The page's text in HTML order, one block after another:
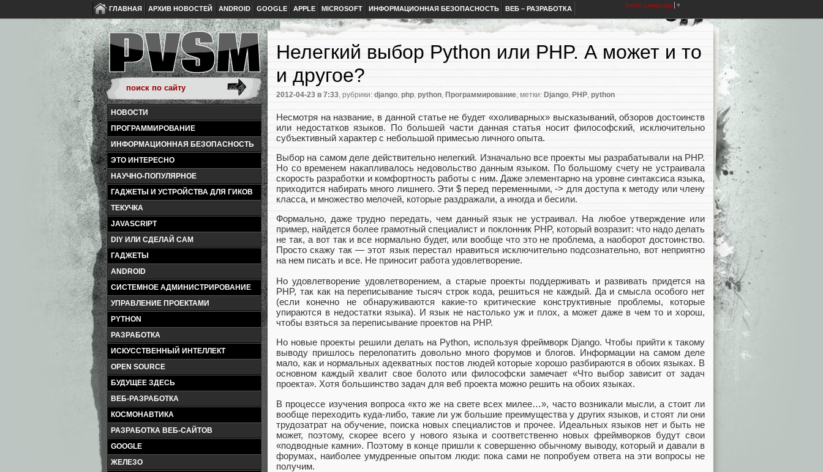
ГЛАВНАЯ АРХИВ НОВОСТЕЙ ANDROID GOOGLE APPLE MICROSOFT ИНФОРМАЦИОННАЯ БЕЗОПАСНОСТЬ ВЕБ – РАЗРАБОТКА Select Language ▼
НОВОСТИ
ПРОГРАММИРОВАНИЕ
ИНФОРМАЦИОННАЯ БЕЗОПАСНОСТЬ
ЭТО ИНТЕРЕСНО
НАУЧНО-ПОПУЛЯРНОЕ
ГАДЖЕТЫ И УСТРОЙСТВА ДЛЯ ГИКОВ
ТЕКУЧКА
JAVASCRIPT
DIY ИЛИ СДЕЛАЙ САМ
ГАДЖЕТЫ
ANDROID
СИСТЕМНОЕ АДМИНИСТРИРОВАНИЕ
УПРАВЛЕНИЕ ПРОЕКТАМИ
PYTHON
РАЗРАБОТКА
ИСКУССТВЕННЫЙ ИНТЕЛЛЕКТ
OPEN SOURCE
БУДУЩЕЕ ЗДЕСЬ
ВЕБ-РАЗРАБОТКА
КОСМОНАВТИКА
РАЗРАБОТКА ВЕБ-САЙТОВ
GOOGLE
ЖЕЛЕЗО
Нелегкий выбор Python или PHP. А может и то
и другое?
2012-04-23 в 7:33, рубрики: django, php, python, Программирование, метки: Django, PHP, python
Несмотря на название, в данной статье не будет «холиварных» высказываний, обзоров достоинств
или недостатков языков. По большей части данная статья носит философский, исключительно
субъективный характер с небольшой примесью личного опыта.
Выбор на самом деле действительно нелегкий. Изначально все проекты мы разрабатывали на PHP.
Но со временем накапливалось недовольство данным языком. По большому счету не устраивала
скорость разработки и комфортность работы с ним. Даже элементарно на уровне синтаксиса языка,
приходится набирать много лишнего. Эти $ перед переменными, -> для доступа к методу или члену
класса, и множество мелочей, которые раздражали, а иногда и бесили.
Формально, даже трудно передать, чем данный язык не устраивал. На любое утверждение или
пример, найдется более грамотный специалист и поклонник PHP, который возразит: что надо делать
не так, а вот так и все нормально будет, или вообще что это не проблема, а наоборот достоинство.
Просто скажу так — этот язык перестал нравиться исключительно подсознательно, вот неприятно
на нем писать и все. Не приносит работа удовлетворение.
Но удовлетворение удовлетворением, а старые проекты поддерживать и развивать придется на
PHP, так как на переписывание тысяч строк кода, решиться не каждый. Да и смысла особого нет
(если конечно не обнаруживаются какие-то критические конструктивные проблемы, которые
упираются в недостатки языка). И язык не настолько уж и плох, а может даже в чем то и хорош,
чтобы взяться за переписывание проектов на PHP.
Но новые проекты решили делать на Python, используя фреймворк Django. Чтобы прийти к такому
выводу пришлось перелопатить довольно много форумов и блогов. Информации на самом деле
мало, как и нормальных адекватных постов людей которые хорошо разбираются в обоих языках. В
основном каждый хвалит свое болото или философски замечает «Что выбор зависит от задач
проекта». Хотя большинство задач для веб проекта можно решить на обоих языках.
В процессе изучения вопроса «кто же на свете всех милее…», часто возникали мысли, а стоит ли
вообще переходить куда-либо, такие ли уж большие преимущества у других языков, и стоят ли они
трудозатрат на обучение, поиска новых специалистов и прочее. Идеальных языков нет и быть не
может, поэтому, скорее всего у нового языка и соответственно новых фреймворков будут свои
«подводные камни». Поэтому в конце пришли к совершенно обычному выводу, который и давали в
форумах, наиболее умудренные опытом люди: пока сами не попробуем ответа на эти вопросы не
получим.